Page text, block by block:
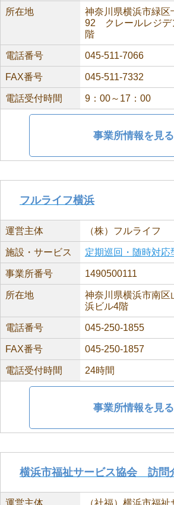
所在地
神奈川県横浜市緑区
92 クレールレジデ
階
電話番号 045-511-7066
FAX番号 045-511-7332
電話受付時間 9：00～17：00
事業所情報を見る
フルライフ横浜
運営主体 （株）フルライフ
施設・サービス 定期巡回・随時対応
事業所番号 1490500111
所在地
神奈川県横浜市南
浜ビル4階
電話番号 045-250-1855
FAX番号 045-250-1857
電話受付時間 24時間
事業所情報を見る
横浜市福祉サービス協会 訪問
運営主体 （社福）横浜市福